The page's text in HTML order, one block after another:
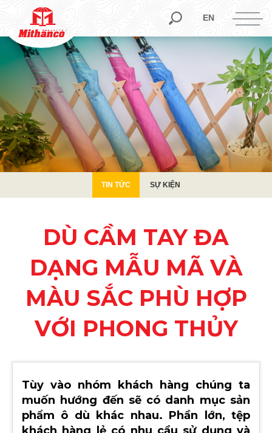
EN
SỰ KIỆN
TIN TỨC SỰ KIỆN
DÙ CẦM TAY ĐA
DẠNG MẪU MÃ VÀ
MÀU SẮC PHÙ HỢP
VỚI PHONG THỦY
Tùy vào nhóm khách hàng chúng ta
muốn hướng đến sẽ có danh mục sản
phẩm ô dù khác nhau. Phần lớn, tệp